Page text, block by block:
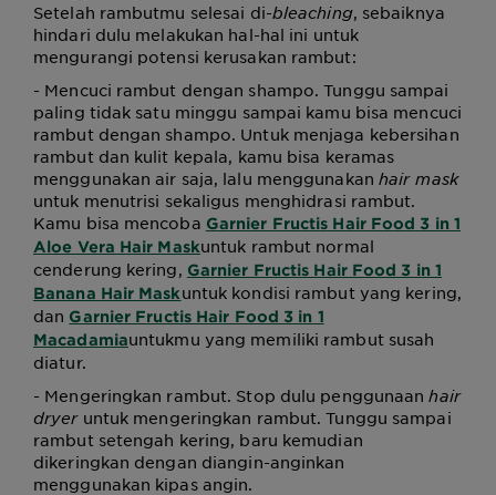
Setelah rambutmu selesai di-bleaching, sebaiknya
hindari dulu melakukan hal-hal ini untuk
mengurangi potensi kerusakan rambut:
- Mencuci rambut dengan shampo. Tunggu sampai
paling tidak satu minggu sampai kamu bisa mencuci
rambut dengan shampo. Untuk menjaga kebersihan
rambut dan kulit kepala, kamu bisa keramas
menggunakan air saja, lalu menggunakan hair mask
untuk menutrisi sekaligus menghidrasi rambut.
Kamu bisa mencoba Garnier Fructis Hair Food 3 in 1
Aloe Vera Hair Maskuntuk rambut normal
cenderung kering, Garnier Fructis Hair Food 3 in 1
Banana Hair Maskuntuk kondisi rambut yang kering,
dan Garnier Fructis Hair Food 3 in 1
Macadamiauntukmu yang memiliki rambut susah
diatur.
- Mengeringkan rambut. Stop dulu penggunaanhair
dryeruntuk mengeringkan rambut. Tunggu sampai
rambut setengah kering, baru kemudian
dikeringkan dengan diangin-anginkan
menggunakan kipas angin.